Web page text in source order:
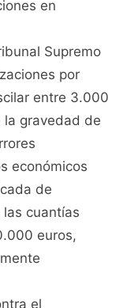
en
Supremo
por
entre 3.000
gravedad de
económicos
de
cuantías
euros,
el